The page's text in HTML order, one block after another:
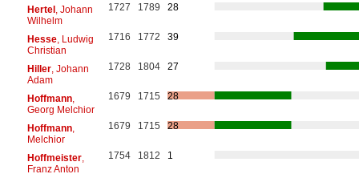
Hertel, Johann
Wilhelm
1727 1789 28
Hesse, Ludwig
Christian
1716 1772 39
Hiller, Johann
Adam
1728 1804 27
Hoffmann,
Georg Melchior
1679 1715 28
Hoffmann,
Melchior
1679 1715 28
Hoffmeister,
Franz Anton
1754 1812 1